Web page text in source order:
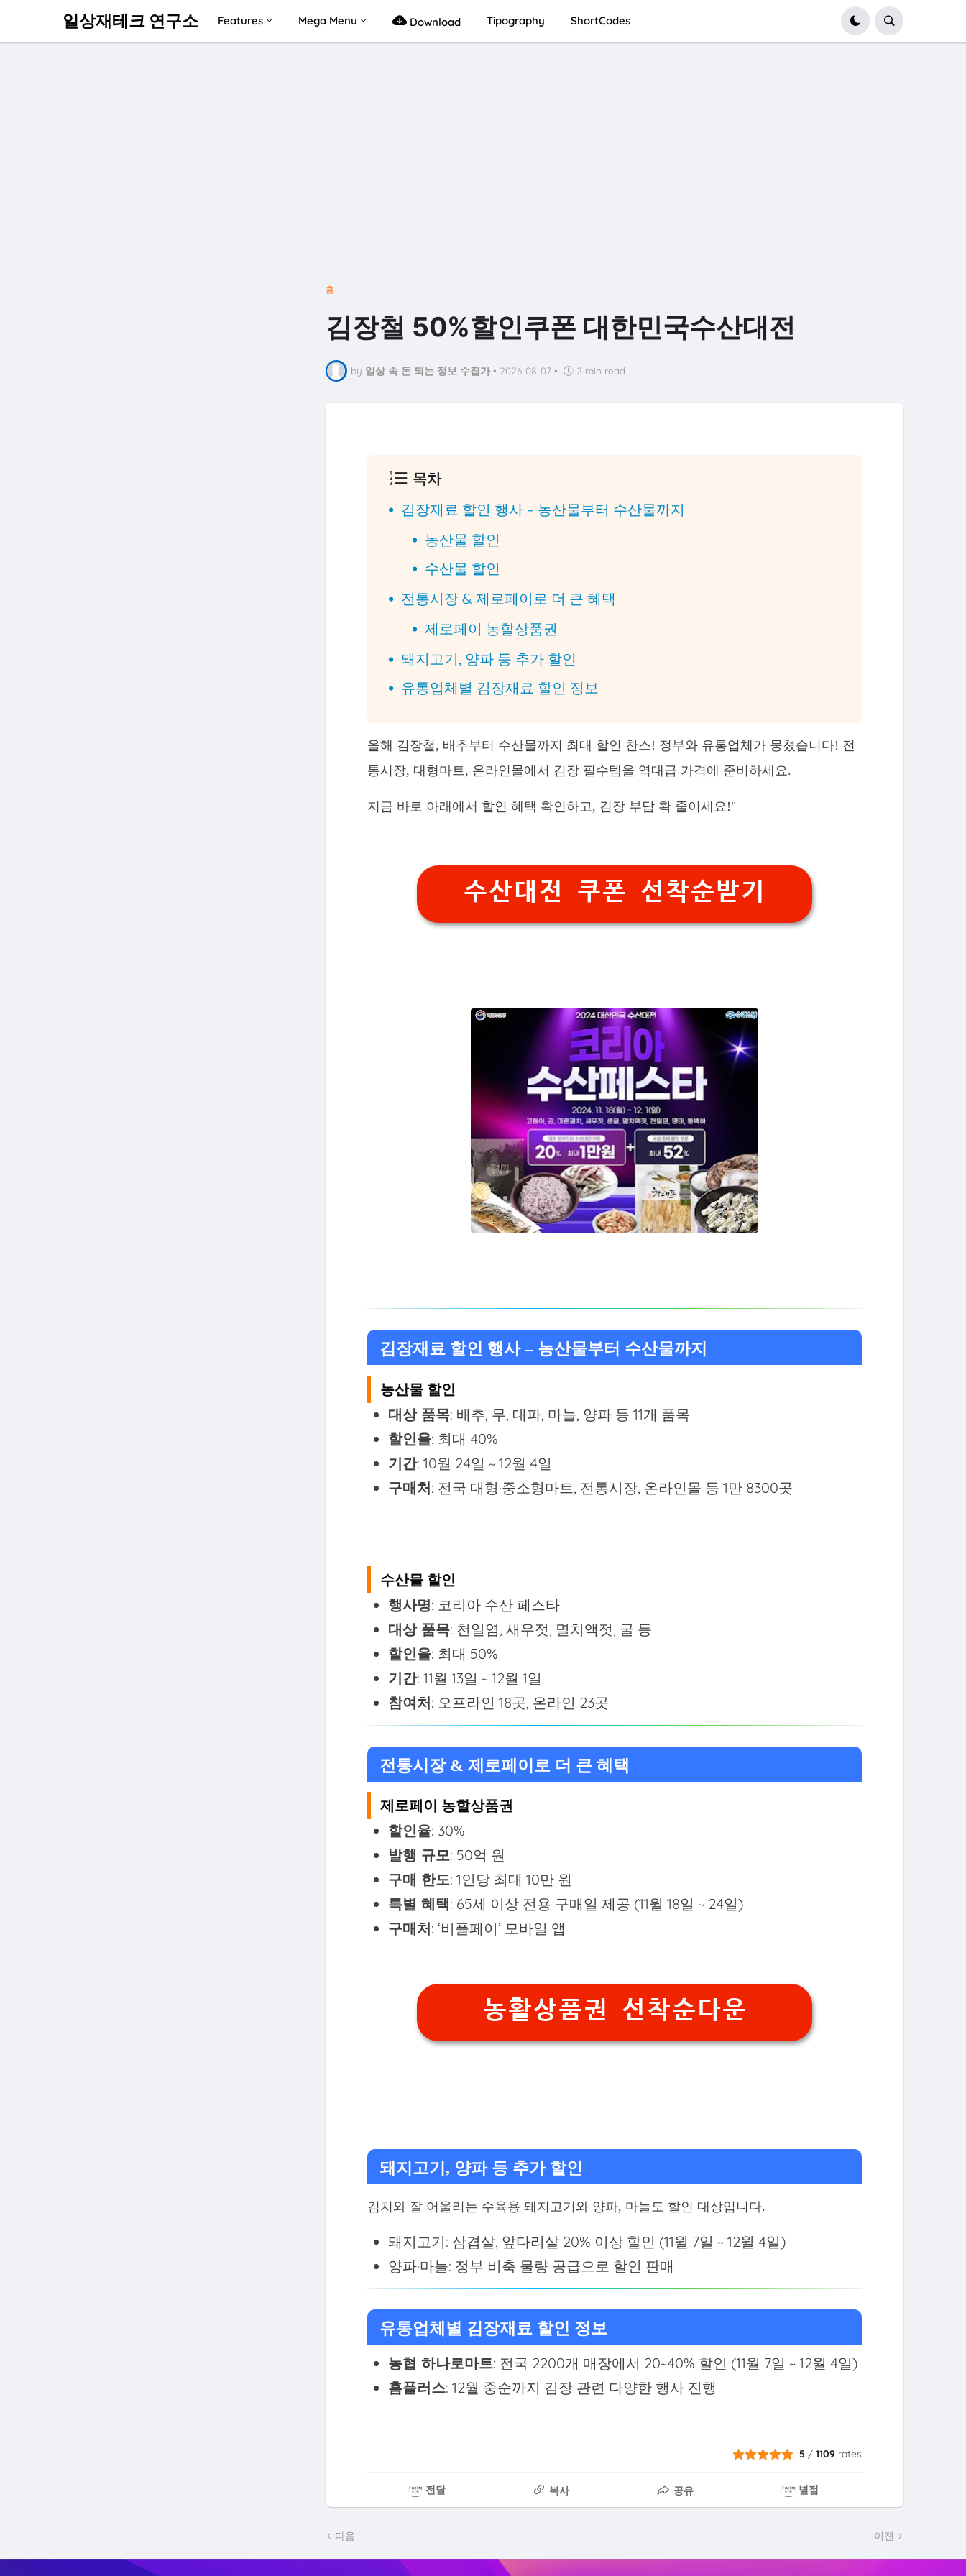
일상재테크 연구소 Features Mega Menu Download Tipography ShortCodes
홈
김장철 50%할인쿠폰 대한민국수산대전
by 일상 속 돈 되는 정보 수집가 • 2026-08-07 • 2 min read
목차
김장재료 할인 행사 – 농산물부터 수산물까지
농산물 할인
수산물 할인
전통시장 & 제로페이로 더 큰 혜택
제로페이 농할상품권
돼지고기, 양파 등 추가 할인
유통업체별 김장재료 할인 정보
올해 김장철, 배추부터 수산물까지 최대 할인 찬스! 정부와 유통업체가 뭉쳤습니다! 전
통시장, 대형마트, 온라인몰에서 김장 필수템을 역대급 가격에 준비하세요.
지금 바로 아래에서 할인 혜택 확인하고, 김장 부담 확 줄이세요!"
수산대전 쿠폰 선착순받기
김장재료 할인 행사 – 농산물부터 수산물까지
농산물 할인
대상 품목: 배추, 무, 대파, 마늘, 양파 등 11개 품목
할인율: 최대 40%
기간: 10월 24일 ~ 12월 4일
구매처: 전국 대형·중소형마트, 전통시장, 온라인몰 등 1만 8300곳
수산물 할인
행사명: 코리아 수산 페스타
대상 품목: 천일염, 새우젓, 멸치액젓, 굴 등
할인율: 최대 50%
기간: 11월 13일 ~ 12월 1일
참여처: 오프라인 18곳, 온라인 23곳
전통시장 & 제로페이로 더 큰 혜택
제로페이 농할상품권
할인율: 30%
발행 규모: 50억 원
구매 한도: 1인당 최대 10만 원
특별 혜택: 65세 이상 전용 구매일 제공 (11월 18일 ~ 24일)
구매처: ‘비플페이’ 모바일 앱
농활상품권 선착순다운
돼지고기, 양파 등 추가 할인
김치와 잘 어울리는 수육용 돼지고기와 양파, 마늘도 할인 대상입니다.
돼지고기: 삼겹살, 앞다리살 20% 이상 할인 (11월 7일 ~ 12월 4일)
양파·마늘: 정부 비축 물량 공급으로 할인 판매
유통업체별 김장재료 할인 정보
농협 하나로마트: 전국 2200개 매장에서 20~40% 할인 (11월 7일 ~ 12월 4일)
홈플러스: 12월 중순까지 김장 관련 다양한 행사 진행
5 /1109 rates
전달 복사 공유 별점
다음 이전